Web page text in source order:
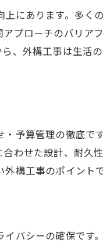
な暮らしを実現
リティ強化方法
デア集
例の違い解説
口コミ活用法
アップの工夫
にあります。多く
プローチのバリア
、外構工事は生活
予算管理の徹底で
わせた設計、耐久
構工事のポイント
バシーの確保です